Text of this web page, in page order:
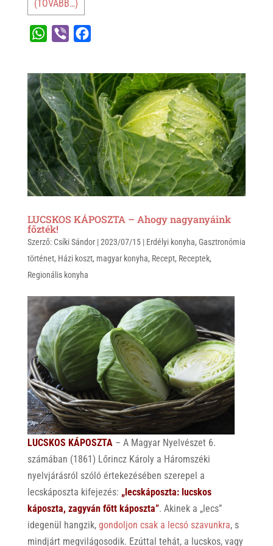
(TOVÁBB…)
t
s
p
p
e
r
e
b
o
k
LUCSKOS KÁPOSZTA – Ahogy nagyanyáink
főzték!
Szerző: Csíki Sándor|2023/07/15| Erdélyi konyha, Gasztronómia
történet, Házi koszt, magyar konyha, Recept, Receptek,
Regionális konyha
LUCSKOS KÁPOSZTA – A Magyar Nyelvészet 6.
számában (1861) Lőrincz Károly a Háromszéki
nyelvjárásról szóló értekezésében szerepel a
lecskáposzta kifejezés: „lecskáposzta: lucskos
káposzta, zagyván főtt káposzta”. Akinek a „lecs”
idegenül hangzik, gondoljon csak a lecsó szavunkra, s
mindjárt megvilágosodik. Ezúttal tehát, a lucskos, vagy